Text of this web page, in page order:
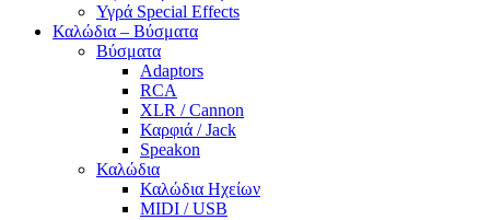
Υγρά Special Effects
Καλώδια – Βύσματα
Βύσματα
Adaptors
RCA
XLR / Cannon
Καρφιά / Jack
Speakon
Καλώδια
Καλώδια Ηχείων
MIDI / USB